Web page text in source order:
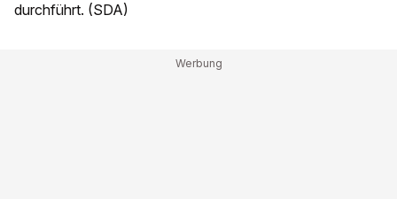
durchführt. (SDA)